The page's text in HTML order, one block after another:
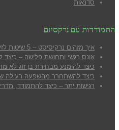
סדנאות
התמודדות עם נרקסיזם
איך מזהים נרקיסיסט – 5 שיטות לזיהוי והתמודדות עם נרקיסיזם
אונס רגשי ותחושת פלישה – כיצד
כיצד להימנע מבחירת בן זוג לא
כיצד להשתחרר מהשפעה רעילה של
רגישות יתר – כיצד להתמודד,